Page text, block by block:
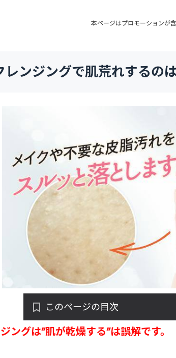
本ページはプロモーションが含
レンジングで肌荒れするの
このページの目次
ングは”肌が乾燥する”は誤解です。